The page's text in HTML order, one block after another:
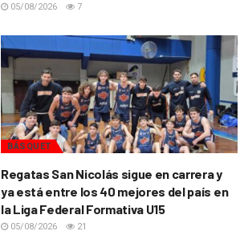
05/08/2026 7
BÁSQUET
Regatas San Nicolás sigue en carrera y
ya está entre los 40 mejores del país en
la Liga Federal Formativa U15
05/08/2026 21